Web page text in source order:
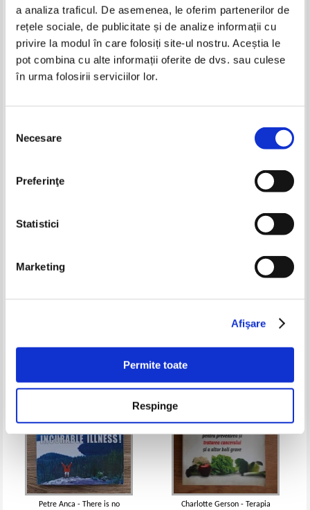
a analiza traficul. De asemenea, le oferim partenerilor de
rețele sociale, de publicitate și de analize informații cu
privire la modul în care folosiți site-ul nostru. Aceștia le
pot combina cu alte informații oferite de dvs. sau culese
în urma folosirii serviciilor lor.
consimțământului
Necesare
Preferinţe
Statistici
Marketing
Afişare
Permite toate
Respinge
Mark Bricklin - The annual 1990.
Pret:37,00 Lei
Adaugă în coș
Fan Ya - li - Masajul chinezesc
pentru nou nascuti si copii
Pret: 50,00 Lei
Joseph Mercola - Super
Pret:36,00Lei 25,20 Lei
Liviu Bulus - Sucoterapia
Pret:48,00Lei 31,20 Lei
Petre Anca - There is no
Charlotte Gerson - Terapia